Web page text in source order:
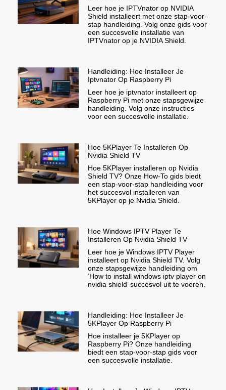
Leer hoe je IPTVnator op NVIDIA
Shield installeert met onze stap-voor-
stap handleiding. Volg onze gids voor
een succesvolle installatie van
IPTVnator op je NVIDIA Shield.
Handleiding: Hoe Installeer Je
Iptvnator Op Raspberry Pi
Leer hoe je iptvnator installeert op
Raspberry Pi met onze stapsgewijze
handleiding. Volg onze instructies
voor een succesvolle installatie.
Hoe 5KPlayer Te Installeren Op
Nvidia Shield TV
Hoe 5KPlayer installeren op Nvidia
Shield TV? Onze How-To gids biedt
een stap-voor-stap handleiding voor
het succesvol installeren van
5KPlayer op je Nvidia Shield.
Hoe Windows IPTV Player Te
Installeren Op Nvidia Shield TV
Leer hoe je Windows IPTV Player
installeert op Nvidia Shield TV. Volg
onze stapsgewijze handleiding om
’How to install windows iptv player on
nvidia shield’ succesvol uit te voeren.
Handleiding: Hoe Installeer Je
5KPlayer Op Raspberry Pi
Hoe installeer je 5KPlayer op
Raspberry Pi? Onze handleiding
biedt een stap-voor-stap gids voor
een succesvolle installatie.